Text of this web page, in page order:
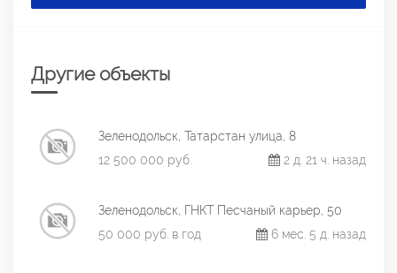
Другие объекты
Зеленодольск, Татарстан улица, 8
12 500 000 руб.
2 д. 21 ч. назад
Зеленодольск, ГНКТ Песчаный карьер, 50
50 000 руб. в год
6 мес. 5 д. назад